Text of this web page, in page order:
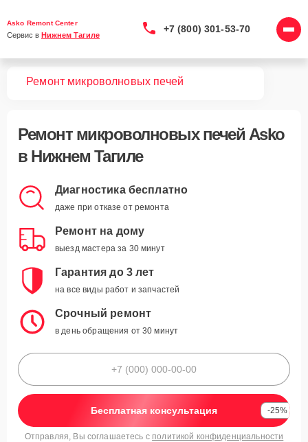
Asko Remont Center
Сервис в Нижнем Тагиле
+7 (800) 301-53-70
Ремонт микроволновых печей
Ремонт микроволновых печей Asko
в Нижнем Тагиле
Диагностика бесплатно
даже при отказе от ремонта
Ремонт на дому
выезд мастера за 30 минут
Гарантия до 3 лет
на все виды работ и запчастей
Срочный ремонт
в день обращения от 30 минут
Бесплатная консультация -25%
Отправляя, Вы соглашаетесь с политикой конфиденциальности